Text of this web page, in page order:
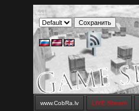
www.CobRa.lv LIVE Stream